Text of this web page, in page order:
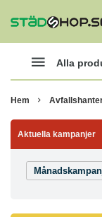
Alla
Hem
Aktuella kampanjer